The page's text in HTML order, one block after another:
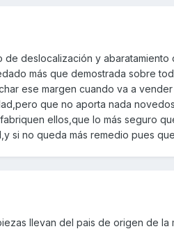
de deslocalización y
más que demostrada sobre
ese margen cuando va a
que no aporta nada
ellos,que lo más seguro
si no queda más remedio pues
llevan del pais de origen de la